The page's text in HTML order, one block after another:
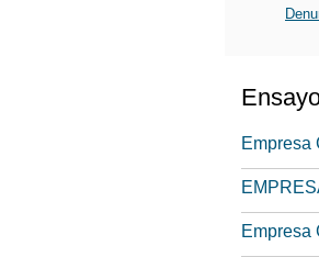
Empresa
Empresa